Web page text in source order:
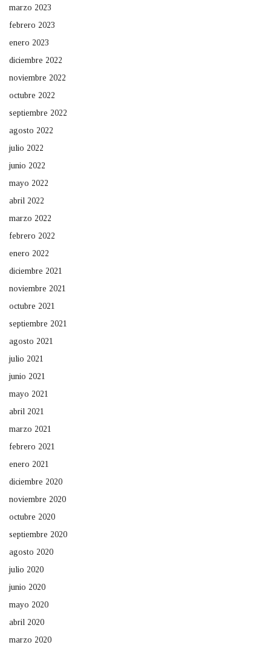
marzo 2023
febrero 2023
enero 2023
diciembre 2022
noviembre 2022
octubre 2022
septiembre 2022
agosto 2022
julio 2022
junio 2022
mayo 2022
abril 2022
marzo 2022
febrero 2022
enero 2022
diciembre 2021
noviembre 2021
octubre 2021
septiembre 2021
agosto 2021
julio 2021
junio 2021
mayo 2021
abril 2021
marzo 2021
febrero 2021
enero 2021
diciembre 2020
noviembre 2020
octubre 2020
septiembre 2020
agosto 2020
julio 2020
junio 2020
mayo 2020
abril 2020
marzo 2020